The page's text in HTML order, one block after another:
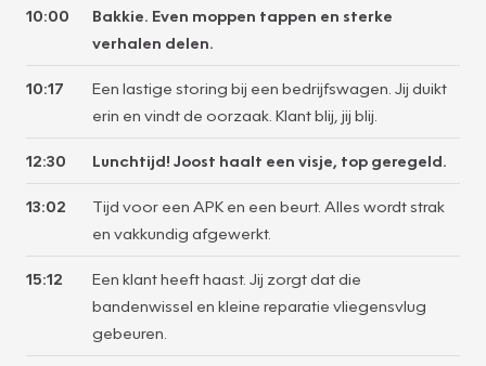
10:00
Bakkie. Even moppen tappen en sterke
verhalen delen.
10:17
Een lastige storing bij een bedrijfswagen. Jij duikt
erin en vindt de oorzaak. Klant blij, jij blij.
12:30 Lunchtijd! Joost haalt een visje, top geregeld.
13:02
Tijd voor een APK en een beurt. Alles wordt strak
en vakkundig afgewerkt.
15:12
Een klant heeft haast. Jij zorgt dat die
bandenwissel en kleine reparatie vliegensvlug
gebeuren.